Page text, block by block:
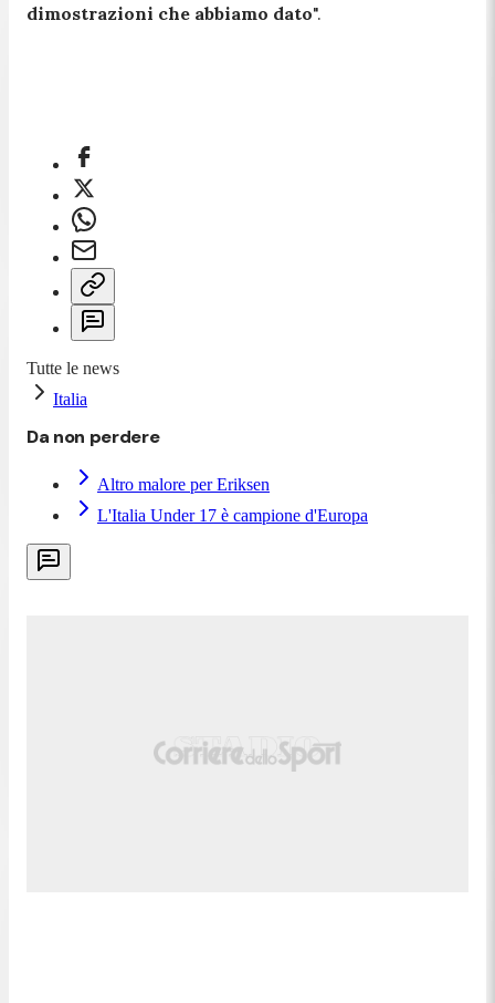
dimostrazioni che abbiamo dato".
Tutte le news
Italia
Da non perdere
Altro malore per Eriksen
L'Italia Under 17 è campione d'Europa